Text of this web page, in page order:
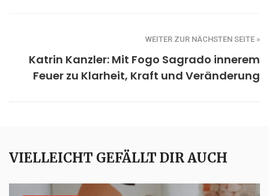
WEITER ZUR NÄCHSTEN SEITE »
Katrin Kanzler: Mit Fogo Sagrado innerem
Feuer zu Klarheit, Kraft und Veränderung
VIELLEICHT GEFÄLLT DIR AUCH